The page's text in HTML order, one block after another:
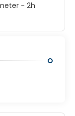
- 2h